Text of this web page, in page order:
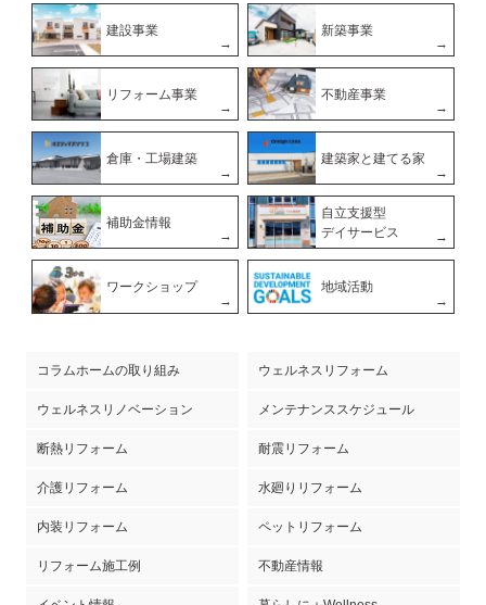
建設事業 新築事業
リフォーム事業 不動産事業
倉庫・工場建築 建築家と建てる家
補助金情報
自立支援型
デイサービス
ワークショップ 地域活動
コラムホームの取り組み ウェルネスリフォーム
ウェルネスリノベーション メンテナンススケジュール
断熱リフォーム 耐震リフォーム
介護リフォーム 水廻りリフォーム
内装リフォーム ペットリフォーム
リフォーム施工例 不動産情報